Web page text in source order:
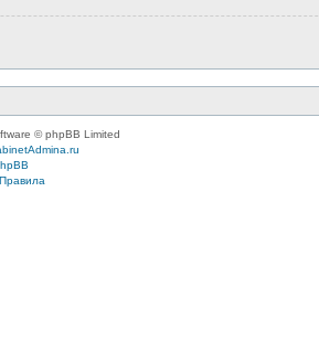
© phpBB Limited
Правила